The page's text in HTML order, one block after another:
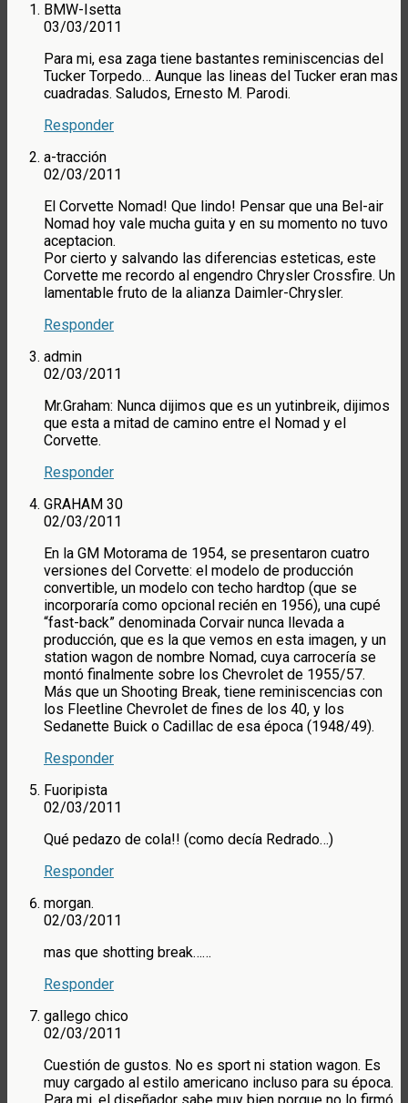
BMW-Isetta
03/03/2011
Para mi, esa zaga tiene bastantes reminiscencias del
Tucker Torpedo… Aunque las lineas del Tucker eran mas
cuadradas. Saludos, Ernesto M. Parodi.
Responder
a-tracción
02/03/2011
El Corvette Nomad! Que lindo! Pensar que una Bel-air
Nomad hoy vale mucha guita y en su momento no tuvo
aceptacion.
Por cierto y salvando las diferencias esteticas, este
Corvette me recordo al engendro Chrysler Crossfire. Un
lamentable fruto de la alianza Daimler-Chrysler.
Responder
admin
02/03/2011
Mr.Graham: Nunca dijimos que es un yutinbreik, dijimos
que esta a mitad de camino entre el Nomad y el
Corvette.
Responder
GRAHAM 30
02/03/2011
En la GM Motorama de 1954, se presentaron cuatro
versiones del Corvette: el modelo de producción
convertible, un modelo con techo hardtop (que se
incorporaría como opcional recién en 1956), una cupé
“fast-back” denominada Corvair nunca llevada a
producción, que es la que vemos en esta imagen, y un
station wagon de nombre Nomad, cuya carrocería se
montó finalmente sobre los Chevrolet de 1955/57.
Más que un Shooting Break, tiene reminiscencias con
los Fleetline Chevrolet de fines de los 40, y los
Sedanette Buick o Cadillac de esa época (1948/49).
Responder
Fuoripista
02/03/2011
Qué pedazo de cola!! (como decía Redrado…)
Responder
morgan.
02/03/2011
mas que shotting break……
Responder
gallego chico
02/03/2011
Cuestión de gustos. No es sport ni station wagon. Es
muy cargado al estilo americano incluso para su época.